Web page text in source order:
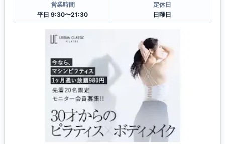
営業時間
平日 9:30〜21:30
定休日
日曜日